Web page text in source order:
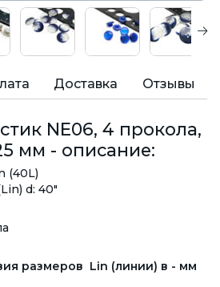
Доставка Отзывы
NE06, 4 прокола,
мм - описание:
(40L)
d: 40"
размеров Lin (линии) в - мм